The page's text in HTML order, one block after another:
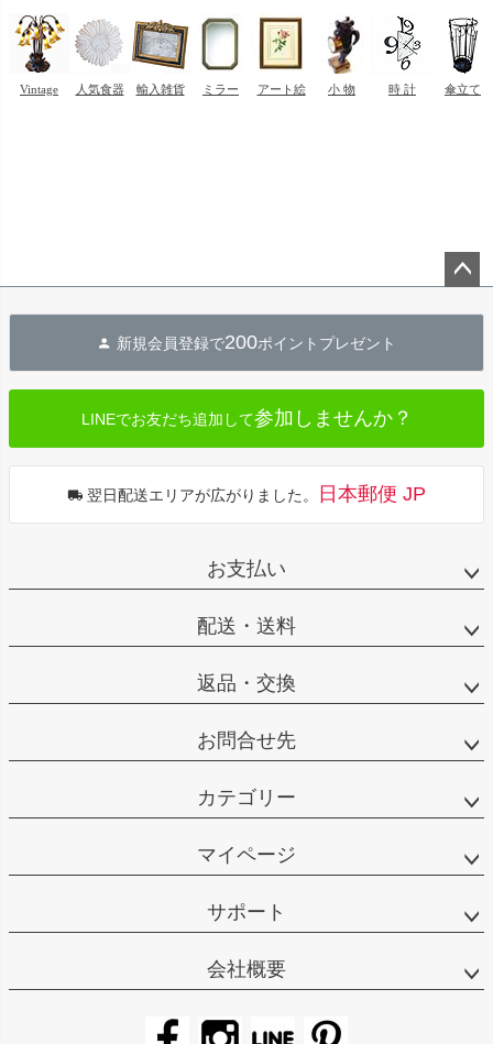
へ
新規会員登録で200ポイントプレゼント
LINEでお友だち追加して参加しませんか？
翌日配送エリアが広がりました。 日本郵便 JP
お支払い
配送・送料
返品・交換
お問合せ先
カテゴリー
マイページ
サポート
会社概要